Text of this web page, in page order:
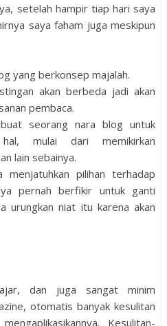
setelah hampir tiap hari saya
saya faham juga meskipun
yang berkonsep majalah.
akan berbeda jadi akan
pembaca.
seorang nara blog untuk
mulai dari memikirkan
lain sebainya.
menjatuhkan pilihan terhadap
pernah berfikir untuk ganti
urungkan niat itu karena akan
dan juga sangat minim
otomatis banyak kesulitan
Kesulitan-